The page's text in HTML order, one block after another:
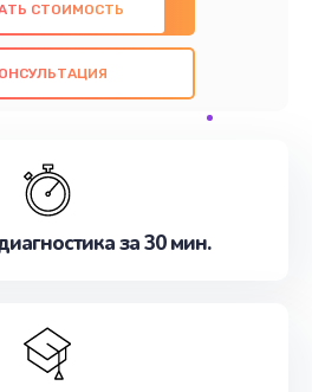
компонентов, а
качество всех
Наша цель - предоставить
Не медлите записаться на
СТОИМОСТЬ
за 30 мин.